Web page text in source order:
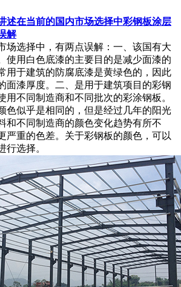
述在当前的国内市场选择中彩钢板涂层
解
场选择中，有两点误解：一、该国有大
使用白色底漆的主要目的是减少面漆的
用于建筑的防腐底漆是黄绿色的，因此
面漆厚度。二、是用于建筑项目的彩钢
用不同制造商和不同批次的彩涂钢板。
色似乎是相同的，但是经过几年的阳光
和不同制造商的颜色变化趋势有所不
严重的色差。关于彩钢板的颜色，可以
行选择。